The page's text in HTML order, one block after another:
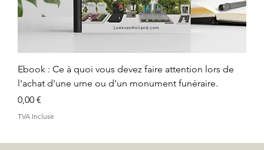
Ebook : Ce à quoi vous devez faire attention lors de
l'achat d'une urne ou d'un monument funéraire.
Prix
0,00 €
TVA Incluse